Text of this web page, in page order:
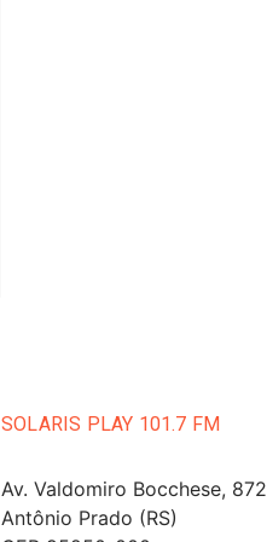
SOLARIS PLAY 101.7 FM
Av. Valdomiro Bocchese, 872
Antônio Prado (RS)